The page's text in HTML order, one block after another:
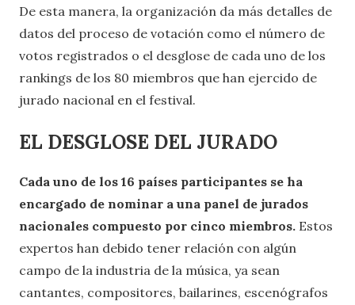
De esta manera, la organización da más detalles de
datos del proceso de votación como el número de
votos registrados o el desglose de cada uno de los
rankings de los 80 miembros que han ejercido de
jurado nacional en el festival.
EL DESGLOSE DEL JURADO
Cada uno de los 16 países participantes se ha
encargado de nominar a una panel de jurados
nacionales compuesto por cinco miembros. Estos
expertos han debido tener relación con algún
campo de la industria de la música, ya sean
cantantes, compositores, bailarines, escenógrafos